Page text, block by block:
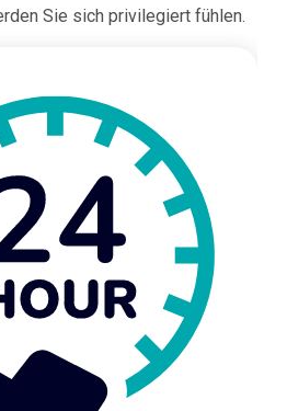
Sie sich privilegiert fühlen.